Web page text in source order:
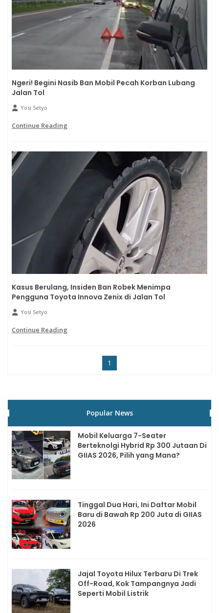
Ngeri! Begini Nasib Ban Mobil Pecah Korban Lubang
Jalan Tol
Yosi Setyo
Continue Reading
Kasus Berulang, Insiden Ban Robek Menimpa
Pengguna Toyota Innova Zenix di Jalan Tol
Yosi Setyo
Continue Reading
1
Popular News
Mobil Keluarga 7-Seater
Berteknolgi Hybrid Rp 300 Jutaan Di
GIIAS 2026, Pilih yang Mana?
Tinggal Dua Hari, Ini Daftar Mobil
Baru di Bawah Rp 200 Juta di GIIAS
2026
Jajal Toyota Hilux Terbaru Di Trek
Off-Road, Kok Tampangnya Jadi
Seperti Mobil Listrik